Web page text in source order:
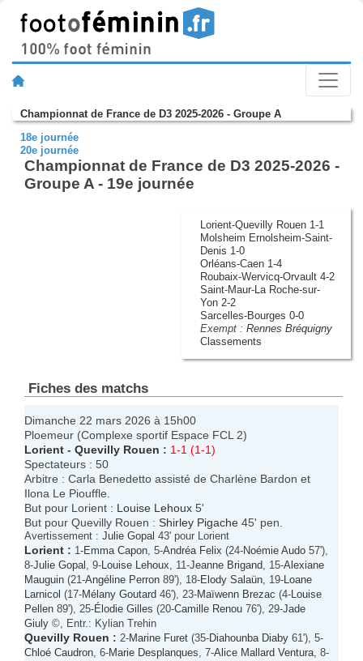
Championnat de France de D3 2025-2026 - Groupe A
18e journée
20e journée
Championnat de France de D3 2025-2026 -
Groupe A - 19e journée
Lorient-Quevilly Rouen 1-1
Molsheim Ernolsheim-Saint-
Denis 1-0
Orléans-Caen 1-4
Roubaix-Wervicq-Orvault 4-2
Saint-Maur-La Roche-sur-
Yon 2-2
Sarcelles-Bourges 0-0
Exempt : Rennes Bréquigny
Classements
Fiches des matchs
Dimanche 22 mars 2026 à 15h00
Ploemeur (Complexe sportif Espace FCL 2)
Lorient - Quevilly Rouen : 1-1 (1-1)
Spectateurs : 50
Arbitre : Carla Benedetto assisté de Charlène Bardon et
Ilona Le Piouffle.
But pour Lorient : Louise Lehoux 5'
But pour Quevilly Rouen : Shirley Pigache 45' pen.
Avertissement : Julie Gopal 43' pour Lorient
Lorient : 1-Emma Capon , 5-Andréa Felix (24-Noémie Audo 57'),
8-Julie Gopal , 9- Louise Lehoux , 11-Jeanne Brigand , 15-Alexiane
Mauguin (21-Angéline Perron 89'), 18-Elody Salaün , 19- Loane
Larnicol (17-Mélany Goutard 46'), 23-Maïwenn Brezac (4- Louise
Pellen 89'), 25-Élodie Gilles (20-Camille Renou 76'), 29-Jade
Giuly ©, Entr.: Kylian Trehin
Quevilly Rouen : 2-Marine Furet (35-Diahounba Diaby 61'), 5-
Chloé Caudron , 6-Marie Desplanques , 7-Alice Mallard Ventura , 8-